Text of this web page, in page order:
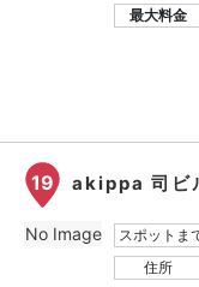
最大料金
19 akippa 司ビ
スポットま
住所
No Image